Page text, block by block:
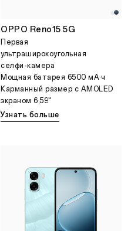
OPPO Reno15 5G
Первая
ультраширокоугольная
селфи-камера
Мощная батарея 6500 мА·ч
Карманный размер с AMOLED
экраном 6,59"
Узнать больше